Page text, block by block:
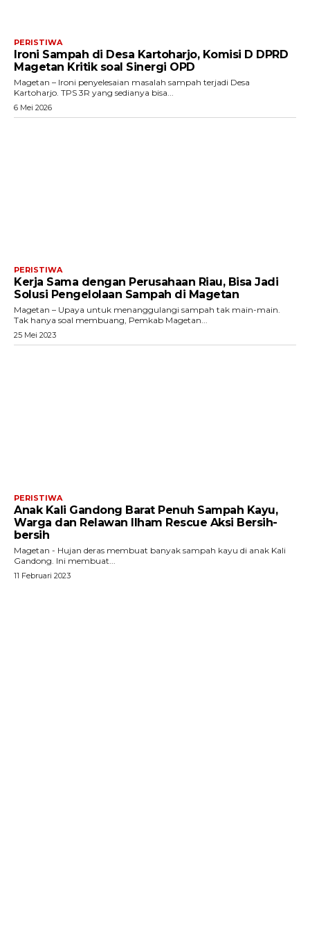
PERISTIWA
Ironi Sampah di Desa Kartoharjo, Komisi D DPRD
Magetan Kritik soal Sinergi OPD
Magetan – Ironi penyelesaian masalah sampah terjadi Desa
Kartoharjo. TPS 3R yang sedianya bisa...
6 Mei 2026
PERISTIWA
Kerja Sama dengan Perusahaan Riau, Bisa Jadi
Solusi Pengelolaan Sampah di Magetan
Magetan – Upaya untuk menanggulangi sampah tak main-main.
Tak hanya soal membuang, Pemkab Magetan...
25 Mei 2023
PERISTIWA
Anak Kali Gandong Barat Penuh Sampah Kayu,
Warga dan Relawan Ilham Rescue Aksi Bersih-
bersih
Magetan - Hujan deras membuat banyak sampah kayu di anak Kali
Gandong. Ini membuat...
11 Februari 2023